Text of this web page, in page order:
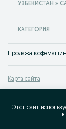
УЗБЕКИСТАН »
КАТЕГОРИЯ
Продажа
Карта сайта
Карта бизнес-
Популярные запросы
Этот сайт
в